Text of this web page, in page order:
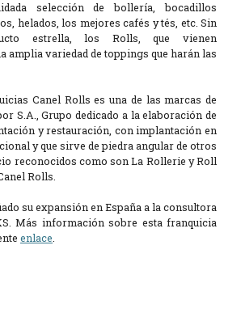
selección de bollería, bocadillos
helados, los mejores cafés y tés, etc. Sin
estrella, los Rolls, que vienen
amplia variedad de toppings que harán las
Canel Rolls es una de las marcas de
S.A., Grupo dedicado a la elaboración de
y restauración, con implantación en
y que sirve de piedra angular de otros
reconocidos como son La Rollerie y Roll
Rolls.
su expansión en España a la consultora
Más información sobre esta franquicia
enlace.